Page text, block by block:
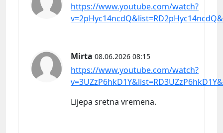
https://www.youtube.com/watch?
Mirta 08.06.2026 08:15
https://www.youtube.com/watch?
Lijepa sretna vremena.